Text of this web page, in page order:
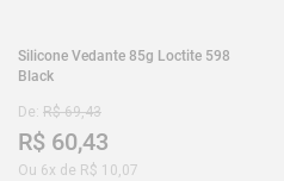
Silicone Vedante 85g Loctite 598
Black
De: R$ 69,43
R$ 60,43
Ou 6x de R$ 10,07